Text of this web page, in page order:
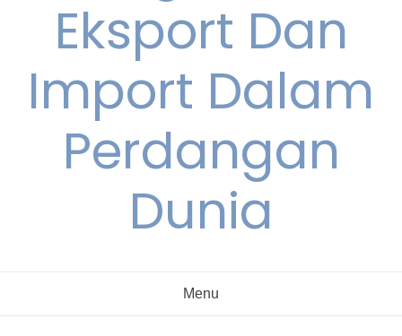
Eksport Dan
Import Dalam
Perdangan
Dunia
Menu